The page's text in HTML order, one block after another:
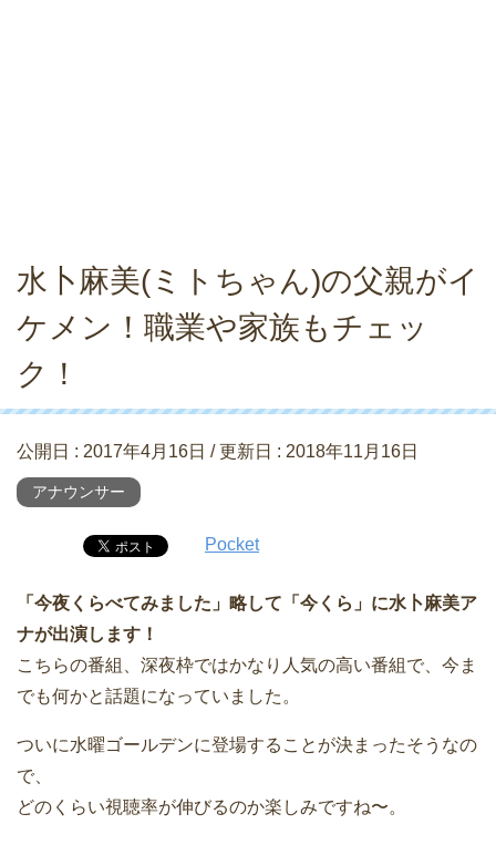
水卜麻美(ミトちゃん)の父親がイ
ケメン！職業や家族もチェッ
ク！
公開日 : 2017年4月16日 / 更新日 : 2018年11月16日
アナウンサー
Pocket
「今夜くらべてみました」略して「今くら」に水卜麻美ア
ナが出演します！
こちらの番組、深夜枠ではかなり人気の高い番組で、今ま
でも何かと話題になっていました。
ついに水曜ゴールデンに登場することが決まったそうなの
で、
どのくらい視聴率が伸びるのか楽しみですね〜。